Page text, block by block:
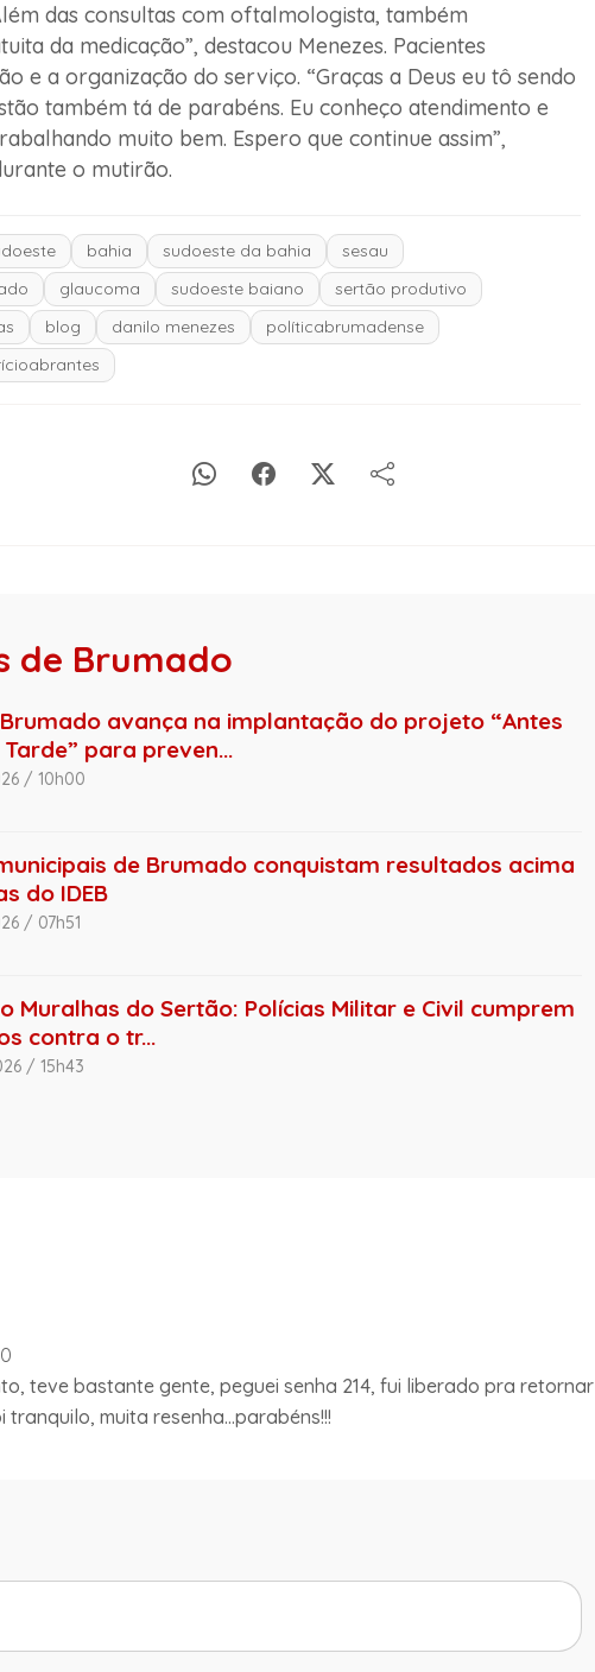
das consultas com oftalmologista, também
da medicação”, destacou Menezes. Pacientes
e a organização do serviço. “Graças a Deus eu tô sendo
também tá de parabéns. Eu conheço atendimento e
muito bem. Espero que continue assim”,
o mutirão.
bahia sudoeste da bahia
sesau
glaucoma sudoeste baiano
sertão produtivo
blog danilo menezes
políticabrumadense
de Brumado
Brumado avança na implantação do projeto “Antes
para preven...
/ 10h00
de Brumado conquistam resultados acima
do IDEB
/ 07h51
Muralhas do Sertão: Polícias Militar e Civil cumprem
contra o tr...
/ 15h43
teve bastante gente, peguei senha 214, fui liberado pra retornar
muita resenha...parabéns!!!